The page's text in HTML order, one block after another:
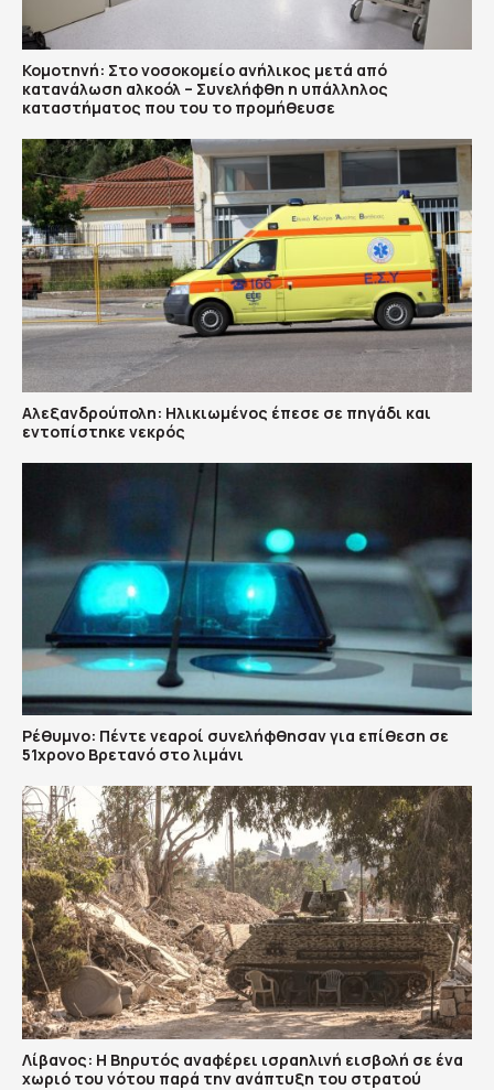
Κομοτηνή: Στο νοσοκομείο ανήλικος μετά από
κατανάλωση αλκοόλ – Συνελήφθη η υπάλληλος
καταστήματος που του το προμήθευσε
Αλεξανδρούπολη: Ηλικιωμένος έπεσε σε πηγάδι και
εντοπίστηκε νεκρός
Ρέθυμνο: Πέντε νεαροί συνελήφθησαν για επίθεση σε
51χρονο Βρετανό στο λιμάνι
Λίβανος: Η Βηρυτός αναφέρει ισραηλινή εισβολή σε ένα
χωριό του νότου παρά την ανάπτυξη του στρατού